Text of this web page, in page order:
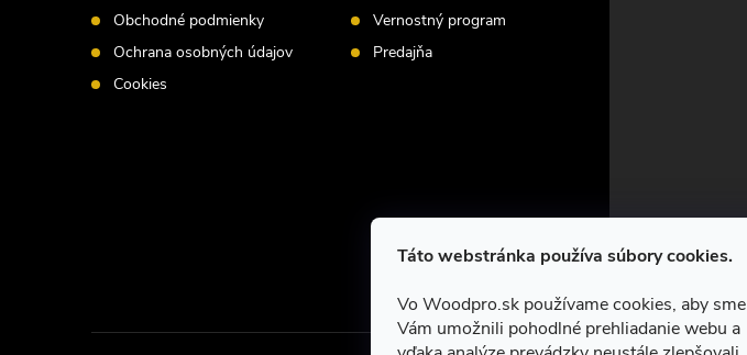
Táto webstránka používa súbory cookies.
Vo Woodpro.sk používame cookies, aby sme
Vám umožnili pohodlné prehliadanie webu a
Obchodné podmienky
Ochrana osobných údajov
Cookies
Vernostný program
Predajňa